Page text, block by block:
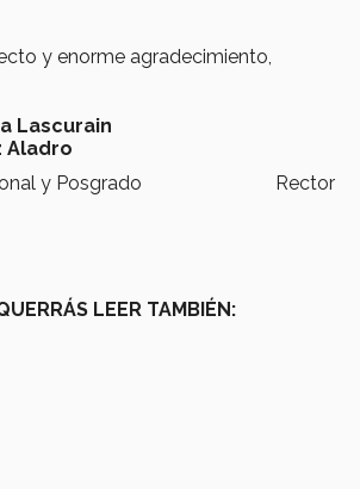
y enorme agradecimiento,
Murra Lascurain
Aladro
y Posgrado Rector
LEER TAMBIÉN: